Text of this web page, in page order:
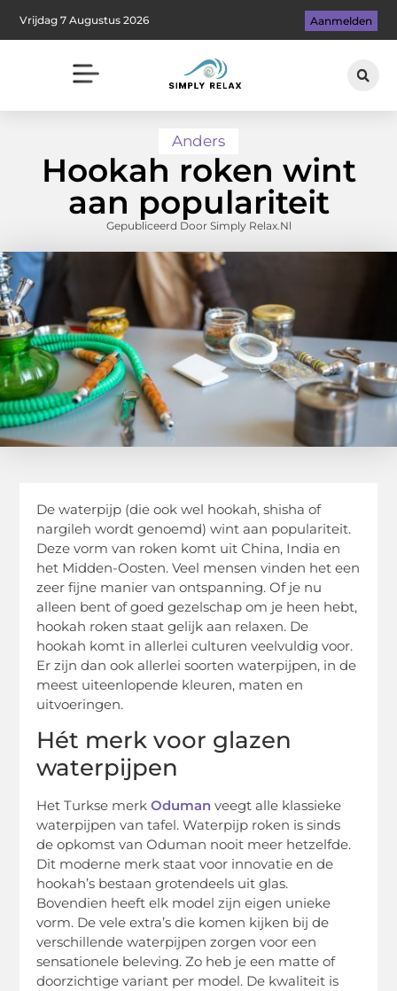
Vrijdag 7 Augustus 2026 Aanmelden
Anders
Hookah roken wint
aan populariteit
Gepubliceerd Door Simply Relax.nl
De waterpijp (die ook wel hookah, shisha of
nargileh wordt genoemd) wint aan populariteit.
Deze vorm van roken komt uit China, India en
het Midden-Oosten. Veel mensen vinden het een
zeer fijne manier van ontspanning. Of je nu
alleen bent of goed gezelschap om je heen hebt,
hookah roken staat gelijk aan relaxen. De
hookah komt in allerlei culturen veelvuldig voor.
Er zijn dan ook allerlei soorten waterpijpen, in de
meest uiteenlopende kleuren, maten en
uitvoeringen.
Hét merk voor glazen
waterpijpen
Het Turkse merkOduman veegt alle klassieke
waterpijpen van tafel. Waterpijp roken is sinds
de opkomst van Oduman nooit meer hetzelfde.
Dit moderne merk staat voor innovatie en de
hookah’s bestaan grotendeels uit glas.
Bovendien heeft elk model zijn eigen unieke
vorm. De vele extra’s die komen kijken bij de
verschillende waterpijpen zorgen voor een
sensationele beleving. Zo heb je een matte of
doorzichtige variant per model. De kwaliteit is